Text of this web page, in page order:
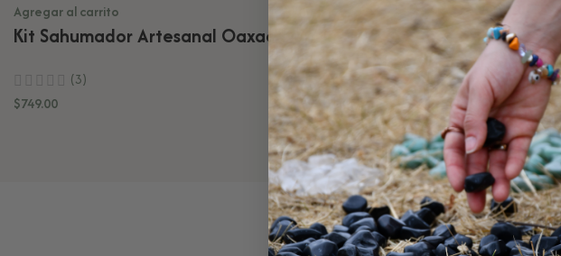
Agregar al carrito
Kit Sahumador Artesanal Oaxaca
(3)
$749.00
Conoce la